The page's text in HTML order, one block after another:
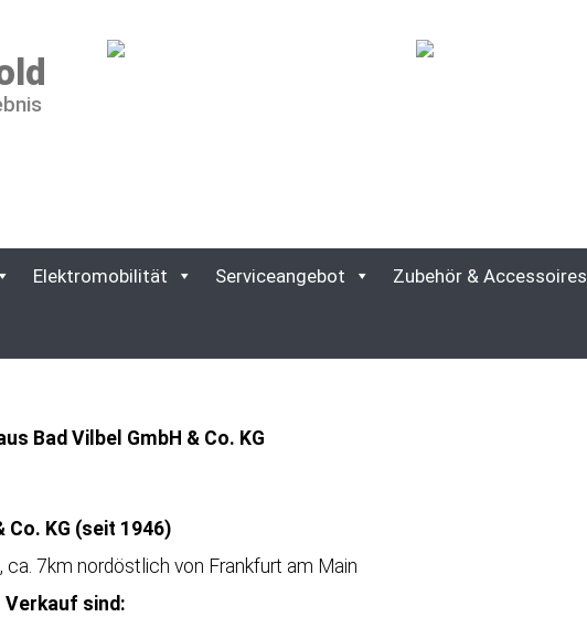
Elektromobilität Serviceangebot Zubehör & Accessoires
Bad Vilbel GmbH & Co. KG
Co. KG (seit 1946)
ca. 7km nordöstlich von Frankfurt am Main
Verkauf sind: